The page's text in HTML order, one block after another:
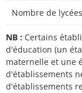
Nombre de lycées
NB : Certains
d'éducation (un
maternelle et une
d'établissements
d'établissements